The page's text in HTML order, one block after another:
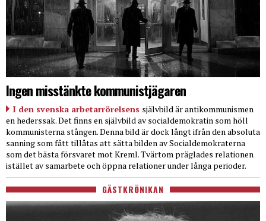
Ingen misstänkte kommunistjägaren
I den svenska arbetarrörelsens självbild är antikommunismen
en hederssak. Det finns en självbild av socialdemokratin som höll
kommunisterna stången. Denna bild är dock långt ifrån den absoluta
sanning som fått tillåtas att sätta bilden av Socialdemokraterna
som det bästa försvaret mot Kreml. Tvärtom präglades relationen
istället av samarbete och öppna relationer under långa perioder.
GÄSTKRÖNIKAN